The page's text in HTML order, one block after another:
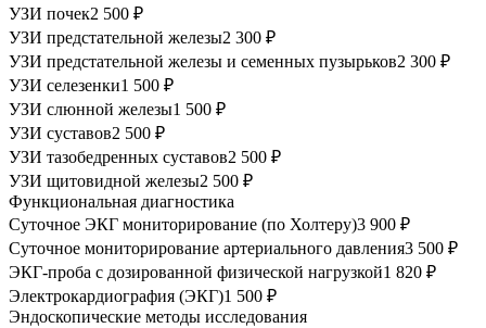
УЗИ почек2 500 ₽
УЗИ предстательной железы2 300 ₽
УЗИ предстательной железы и семенных пузырьков2 300 ₽
УЗИ селезенки1 500 ₽
УЗИ слюнной железы1 500 ₽
УЗИ суставов2 500 ₽
УЗИ тазобедренных суставов2 500 ₽
УЗИ щитовидной железы2 500 ₽
Функциональная диагностика
Суточное ЭКГ мониторирование (по Холтеру)3 900 ₽
Суточное мониторирование артериального давления3 500 ₽
ЭКГ-проба с дозированной физической нагрузкой1 820 ₽
Электрокардиография (ЭКГ)1 500 ₽
Эндоскопические методы исследования